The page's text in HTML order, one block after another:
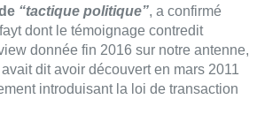
“tactique politique”, a confirmé
dont le témoignage contredit
donnée fin 2016 sur notre antenne,
dit avoir découvert en mars 2011
introduisant la loi de transaction